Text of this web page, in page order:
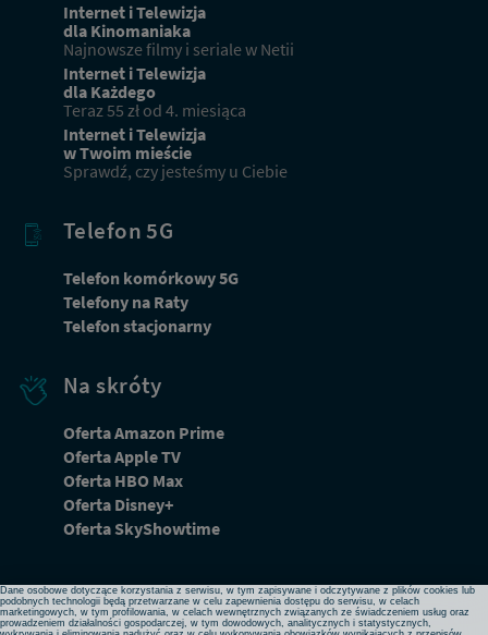
Internet i Telewizja
dla Kinomaniaka
Najnowsze filmy i seriale w Netii
Internet i Telewizja
dla Każdego
Teraz 55 zł od 4. miesiąca
Internet i Telewizja
w Twoim mieście
Sprawdź, czy jesteśmy u Ciebie
Telefon 5G
Telefon komórkowy 5G
Telefony na Raty
Telefon stacjonarny
Na skróty
Oferta Amazon Prime
Oferta Apple TV
Oferta HBO Max
Oferta Disney+
Oferta SkyShowtime
Dbamy o Twoją prywatność
Używamy plików cookies lub podobnych technologii w celu zapewnienia Ci dostępu do serwisu,
usprawniania jego działania, profilowania i wyświetlania treści dopasowanych do Twoich potrzeb. W
każdej chwili możesz zmienić ustawienia plików cookies lub podobnych technologii poprzez zmianę
Dane osobowe dotyczące korzystania z serwisu, w tym zapisywane i odczytywane z plików cookies lub
podobnych technologii będą przetwarzane w celu zapewnienia dostępu do serwisu, w celach
marketingowych, w tym profilowania, w celach wewnętrznych związanych ze świadczeniem usług oraz
prowadzeniem działalności gospodarczej, w tym dowodowych, analitycznych i statystycznych,